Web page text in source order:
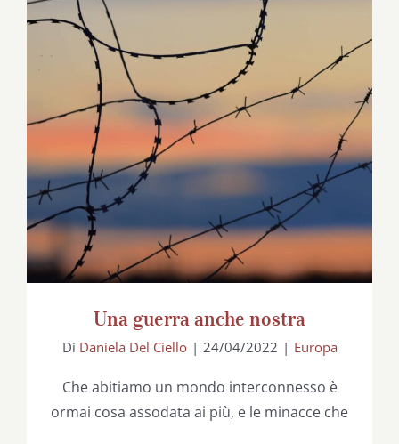
Una guerra anche nostra
Una guerra anche nostra
Di Daniela Del Ciello | 24/04/2022 | Europa
Che abitiamo un mondo interconnesso è
ormai cosa assodata ai più, e le minacce che